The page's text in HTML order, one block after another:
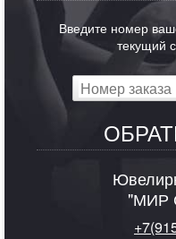
Введите номер
текущий
"МИР